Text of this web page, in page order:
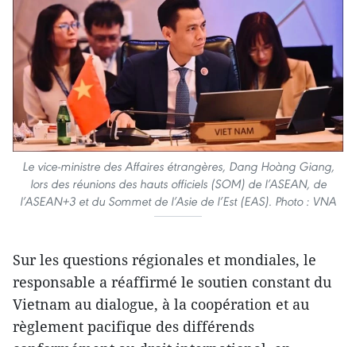
Le vice-ministre des Affaires étrangères, Dang Hoàng Giang,
lors des réunions des hauts officiels (SOM) de l’ASEAN, de
l’ASEAN+3 et du Sommet de l’Asie de l’Est (EAS). Photo : VNA
Sur les questions régionales et mondiales, le
responsable a réaffirmé le soutien constant du
Vietnam au dialogue, à la coopération et au
règlement pacifique des différends